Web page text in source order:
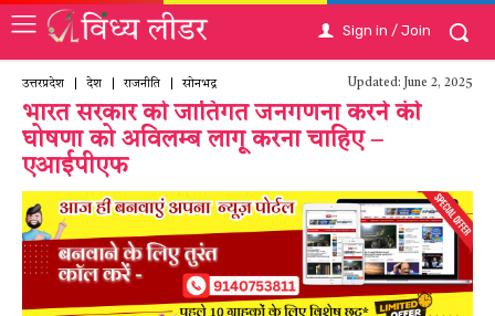
Sign in / Join
उत्तरप्रदेश देश राजनीति सोनभद्र Updated: June 2, 2025
भारत सरकार को जातिगत जनगणना करने की
घोषणा को अविलम्ब लागू करना चाहिए –
एआईपीएफ